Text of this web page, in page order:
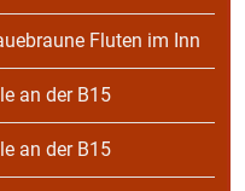
Fluten im Inn
an der B15
an der B15